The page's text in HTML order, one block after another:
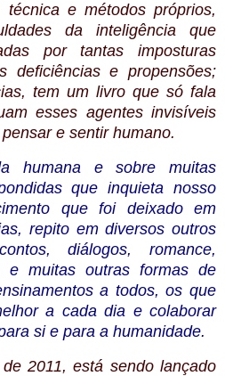
e métodos próprios,
da inteligência que
por tantas imposturas
deficiências e propensões;
tem um livro que só fala
esses agentes invisíveis
e sentir humano.
humana e sobre muitas
que inquieta nosso
que foi deixado em
repito em diversos outros
diálogos, romance,
e muitas outras formas de
a todos, os que
a cada dia e colaborar
si e para a humanidade.
2011, está sendo lançado